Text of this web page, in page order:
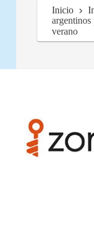
Inicio
argentinos
verano